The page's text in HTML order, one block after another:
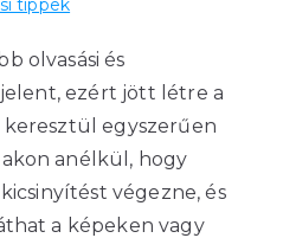
tippek
olvasási és
ezért jött létre a
egyszerűen
anélkül, hogy
végezne, és
a képeken vagy